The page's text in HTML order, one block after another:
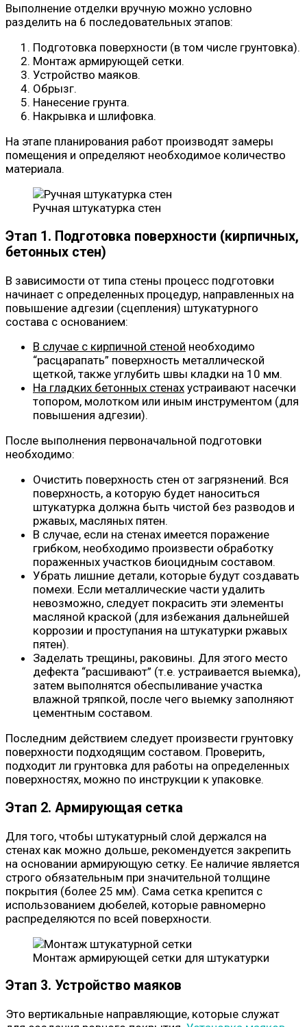
Выполнение отделки вручную можно условно
разделить на 6 последовательных этапов:
Подготовка поверхности (в том числе грунтовка).
Монтаж армирующей сетки.
Устройство маяков.
Обрызг.
Нанесение грунта.
Накрывка и шлифовка.
На этапе планирования работ производят замеры
помещения и определяют необходимое количество
материала.
Ручная штукатурка стен
Этап 1. Подготовка поверхности (кирпичных,
бетонных стен)
В зависимости от типа стены процесс подготовки
начинает с определенных процедур, направленных на
повышение адгезии (сцепления) штукатурного
состава с основанием:
В случае с кирпичной стеной необходимо
“расцарапать” поверхность металлической
щеткой, также углубить швы кладки на 10 мм.
На гладких бетонных стенах устраивают насечки
топором, молотком или иным инструментом (для
повышения адгезии).
После выполнения первоначальной подготовки
необходимо:
Очистить поверхность стен от загрязнений. Вся
поверхность, а которую будет наноситься
штукатурка должна быть чистой без разводов и
ржавых, масляных пятен.
В случае, если на стенах имеется поражение
грибком, необходимо произвести обработку
пораженных участков биоцидным составом.
Убрать лишние детали, которые будут создавать
помехи. Если металлические части удалить
невозможно, следует покрасить эти элементы
масляной краской (для избежания дальнейшей
коррозии и проступания на штукатурки ржавых
пятен).
Заделать трещины, раковины. Для этого место
дефекта “расшивают” (т.е. устраивается выемка),
затем выполнятся обеспыливание участка
влажной тряпкой, после чего выемку заполняют
цементным составом.
Последним действием следует произвести грунтовку
поверхности подходящим составом. Проверить,
подходит ли грунтовка для работы на определенных
поверхностях, можно по инструкции к упаковке.
Этап 2. Армирующая сетка
Для того, чтобы штукатурный слой держался на
стенах как можно дольше, рекомендуется закрепить
на основании армирующую сетку. Ее наличие является
строго обязательным при значительной толщине
покрытия (более 25 мм). Сама сетка крепится с
использованием дюбелей, которые равномерно
распределяются по всей поверхности.
Монтаж армирующей сетки для штукатурки
Этап 3. Устройство маяков
Это вертикальные направляющие, которые служат